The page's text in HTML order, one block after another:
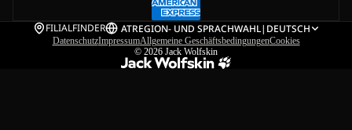
FILIALFINDER ATREGION- UND SPRACHWAHL| DEUTSCH
DatenschutzImpressumAllgemeine GeschäftsbedingungenCookies
© 2026 Jack Wolfskin